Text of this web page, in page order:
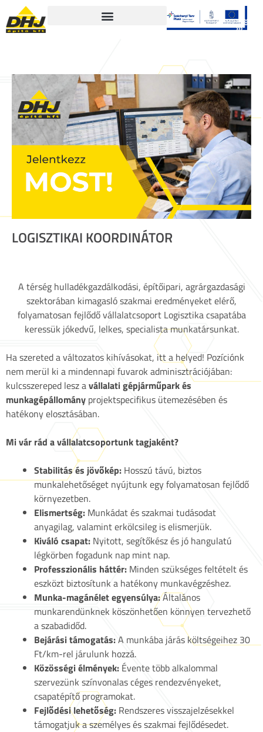
LOGISZTIKAI KOORDINÁTOR
A térség hulladékgazdálkodási, építőipari, agrárgazdasági
szektorában kimagasló szakmai eredményeket elérő,
folyamatosan fejlődő vállalatcsoport Logisztika csapatába
keressük jókedvű, lelkes, specialista munkatársunkat.
Ha szereted a változatos kihívásokat, itt a helyed! Pozíciónk
nem merül ki a mindennapi fuvarok adminisztrációjában:
kulcsszereped lesz avállalati gépjárműpark és
munkagépállomány projektspecifikus ütemezésében és
hatékony elosztásában.
Mi vár rád a vállalatcsoportunk tagjaként?
Stabilitás és jövőkép: Hosszú távú, biztos
munkalehetőséget nyújtunk egy folyamatosan fejlődő
környezetben.
Elismertség: Munkádat és szakmai tudásodat
anyagilag, valamint erkölcsileg is elismerjük.
Kiváló csapat: Nyitott, segítőkész és jó hangulatú
légkörben fogadunk nap mint nap.
Professzionális háttér: Minden szükséges feltételt és
eszközt biztosítunk a hatékony munkavégzéshez.
Munka-magánélet egyensúlya:Általános
munkarendünknek köszönhetően könnyen tervezhető
a szabadidőd.
Bejárási támogatás:A munkába járás költségeihez 30
Ft/km-rel járulunk hozzá.
Közösségi élmények: Évente több alkalommal
szervezünk színvonalas céges rendezvényeket,
csapatépítő programokat.
Fejlődési lehetőség: Rendszeres visszajelzésekkel
támogatjuk a személyes és szakmai fejlődésedet.